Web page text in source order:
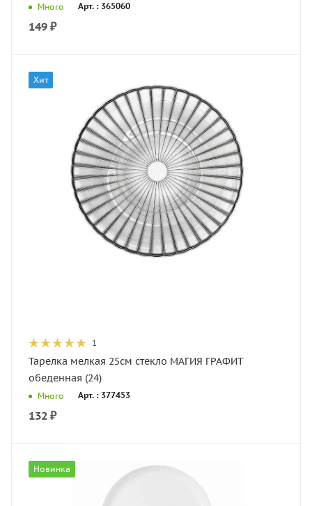
Много Арт. : 365060
149 ₽
Хит
1
Тарелка мелкая 25см стекло МАГИЯ ГРАФИТ
обеденная (24)
Много Арт. : 377453
132 ₽
Новинка